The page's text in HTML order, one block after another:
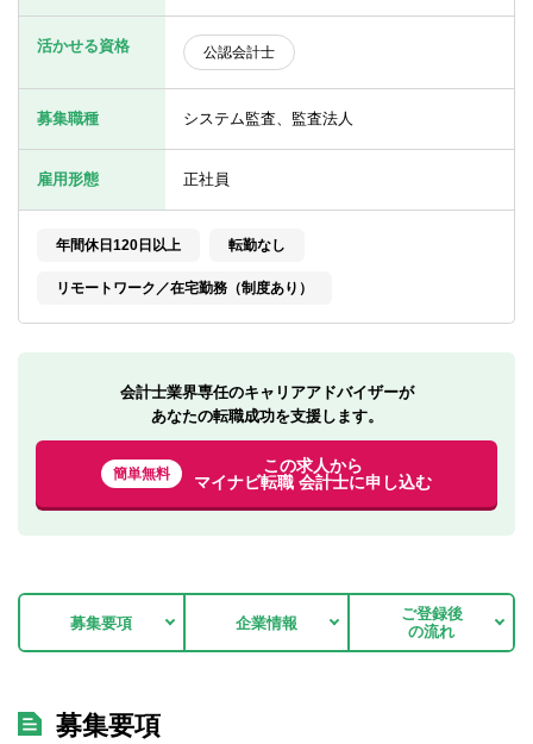
個別転職相談会・セミナー
転職お役立ち情報
ご利用ガイド
活かせる資格 公認会計士
募集職種 システム監査、監査法人
雇用形態 正社員
年間休日120日以上 転勤なし
リモートワーク／在宅勤務（制度あり）
会計士業界専任のキャリアアドバイザーが
あなたの転職成功を支援します。
簡単無料
この求人から
マイナビ転職 会計士に申し込む
募集要項 企業情報
ご登録後
の流れ
募集要項